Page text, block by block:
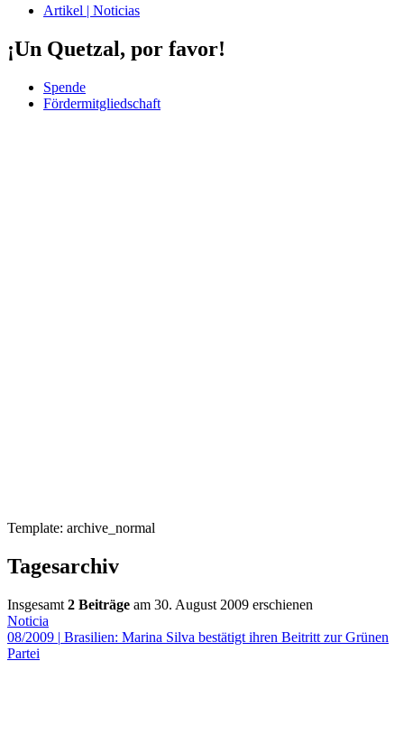
Artikel | Noticias
¡Un Quetzal, por favor!
Spende
Fördermitgliedschaft
Template: archive_normal
Tagesarchiv
Insgesamt 2 Beiträge am 30. August 2009 erschienen
Noticia
08/2009 | Brasilien: Marina Silva bestätigt ihren Beitritt zur Grünen
Partei